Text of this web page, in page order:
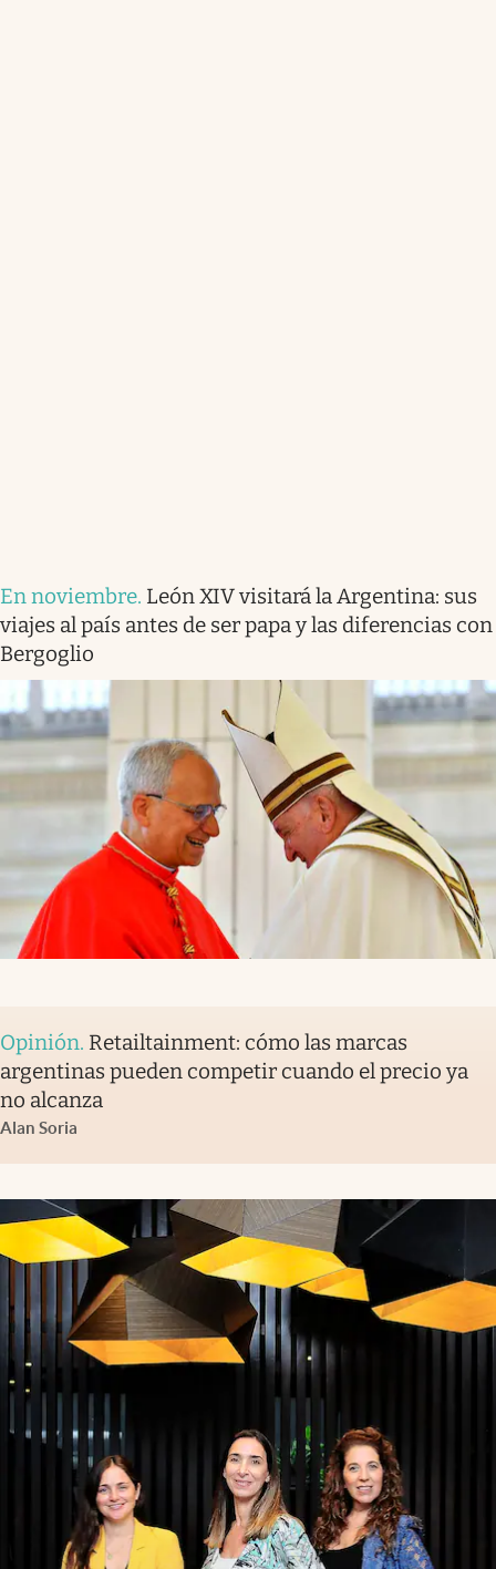
En noviembre. León XIV visitará la Argentina: sus
viajes al país antes de ser papa y las diferencias con
Bergoglio
Opinión. Retailtainment: cómo las marcas
argentinas pueden competir cuando el precio ya
no alcanza
Alan Soria